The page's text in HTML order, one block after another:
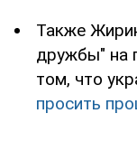
Также
дружбы" на
том, что
просить